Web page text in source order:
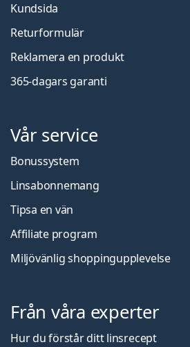
Kundsida
Returformulär
Reklamera en produkt
365-dagars garanti
Vår service
Bonussystem
Linsabonnemang
Tipsa en vän
Affiliate program
Miljövänlig shoppingupplevelse
Från våra experter
Hur du förstår ditt linsrecept